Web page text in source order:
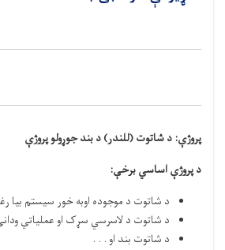
پروژې: د شاتوت (للندر) د بند جوړولو پروژې
د پروژې اساسي برخې:
د شاتوت د موجوده اوبه خور سيستم بیا
د شاتوت د لاسرسي سړک او عملیاتي
د شاتوت بند او . . .